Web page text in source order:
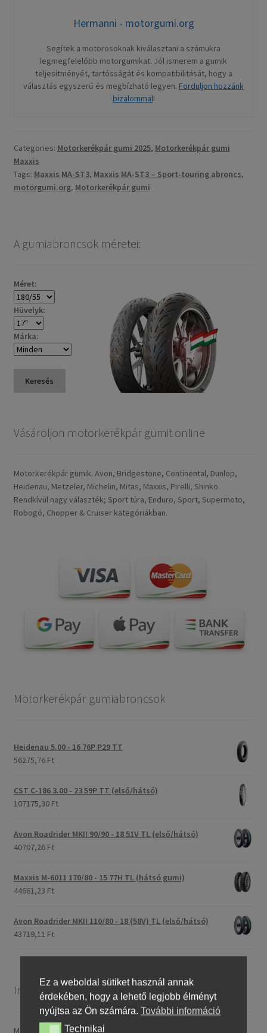
Hermanni - motorgumi.org
Segítek a motorosoknak kiválasztani a számukra
legmegfelelőbb motorgumikat. Jól ismerem a gumik
teljesítményét, tartósságát és kompatibilitását, hogy a
választás egyszerű és megbízható legyen. Forduljon hozzánk
bizalommal!
Categories: Motorkerékpár gumi 2025, Motorkerékpár gumi
Maxxis
Tags: Maxxis MA-ST3, Maxxis MA-ST3 – Sport-touring abroncs,
motorgumi.org, Motorkerékpár gumi
A gumiabroncsok méretei:
Méret:
Hüvelyk:
Márka:
Keresés
Vásároljon motorkerékpár gumit online
Motorkerékpár gumik. Avon, Bridgestone, Continental, Dunlop,
Heidenau, Metzeler, Michelin, Mitas, Maxxis, Pirelli, Shinko.
Rendkívül nagy választék; Sport túra, Enduro, Sport, Supermoto,
Robogó, Chopper & Cruiser kategóriákban.
Motorkerékpár gumiabroncsok
Heidenau 5.00 - 16 76P P29 TT
56275,76 Ft
CST C-186 3.00 - 23 59P TT (első/hátsó)
107175,30 Ft
Avon Roadrider MKII 90/90 - 18 51V TL (első/hátsó)
40707,26 Ft
Maxxis M-6011 170/80 - 15 77H TL (hátsó gumi)
44661,23 Ft
Avon Roadrider MKII 110/80 - 18 (58V) TL (első/hátsó)
43719,11 Ft
Információ
Magyarországra általában 4–5 munkanapon belül szállítunk. A
Ez a weboldal sütiket használ annak
érdekében, hogy a lehető legjobb élményt
nyújtsa az Ön számára. További információ
TechnikaiTechnikai